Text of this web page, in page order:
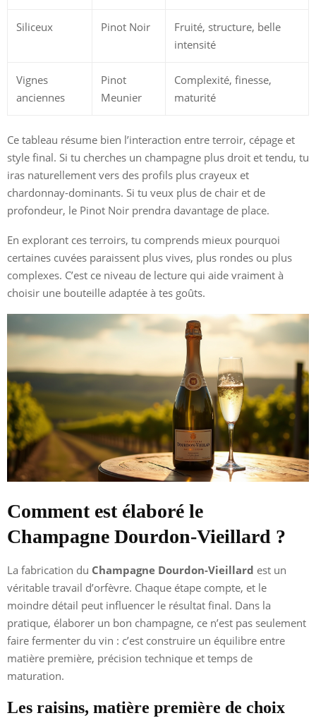
Siliceux Pinot Noir
Fruité, structure, belle
intensité
Vignes
anciennes
Pinot
Meunier
Complexité, finesse,
maturité
Ce tableau résume bien l’interaction entre terroir, cépage et
style final. Si tu cherches un champagne plus droit et tendu, tu
iras naturellement vers des profils plus crayeux et
chardonnay-dominants. Si tu veux plus de chair et de
profondeur, le Pinot Noir prendra davantage de place.
En explorant ces terroirs, tu comprends mieux pourquoi
certaines cuvées paraissent plus vives, plus rondes ou plus
complexes. C’est ce niveau de lecture qui aide vraiment à
choisir une bouteille adaptée à tes goûts.
Comment est élaboré le
Champagne Dourdon-Vieillard ?
La fabrication du Champagne Dourdon-Vieillard est un
véritable travail d’orfèvre. Chaque étape compte, et le
moindre détail peut influencer le résultat final. Dans la
pratique, élaborer un bon champagne, ce n’est pas seulement
faire fermenter du vin : c’est construire un équilibre entre
matière première, précision technique et temps de
maturation.
Les raisins, matière première de choix